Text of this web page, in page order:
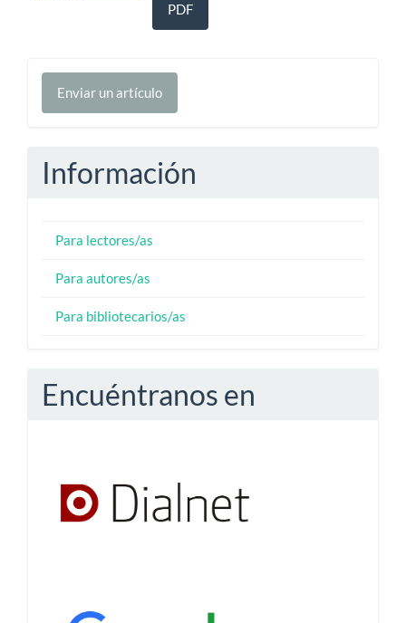
PDF
Enviar
unEnviar un artículo
Información
Para lectores/as
Para autores/as
Para bibliotecarios/as
Encuéntranos en